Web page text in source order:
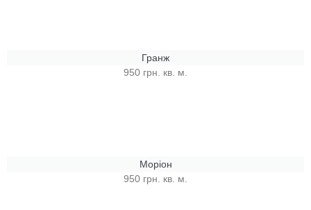
Гранж
950 грн. кв. м.
Моріон
950 грн. кв. м.